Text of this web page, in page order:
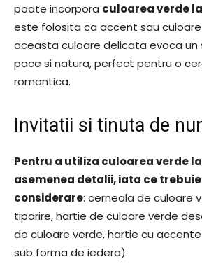
poate incorpora culoarea verde
este folosita ca accent sau
aceasta culoare delicata evoca
pace si natura, perfect pentru o
romantica.
Invitatii si tinuta de
Pentru a utiliza culoarea verde
asemenea detalii, iata ce
considerare: cerneala de culoare
tiparire, hartie de culoare verde
de culoare verde, hartie cu
sub forma de iedera).